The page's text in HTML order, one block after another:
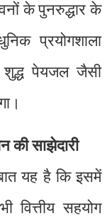
के पुनरुद्धार के
प्रयोगशाला
पेयजल जैसी
साझेदारी
यह है कि इसमें
वित्तीय सहयोग